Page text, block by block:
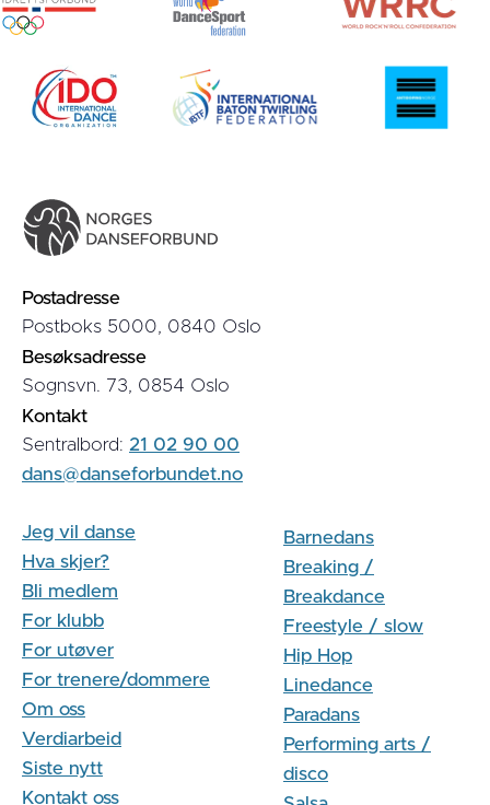
Postadresse
Postboks 5000, 0840 Oslo
Besøksadresse
Sognsvn. 73, 0854 Oslo
Kontakt
Sentralbord: 21 02 90 00
dans@danseforbundet.no
Jeg vil danse
Hva skjer?
Bli medlem
For klubb
For utøver
For trenere/dommere
Om oss
Verdiarbeid
Siste nytt
Kontakt oss
Barnedans
Breaking /
Breakdance
Freestyle / slow
Hip Hop
Linedance
Paradans
Performing arts /
disco